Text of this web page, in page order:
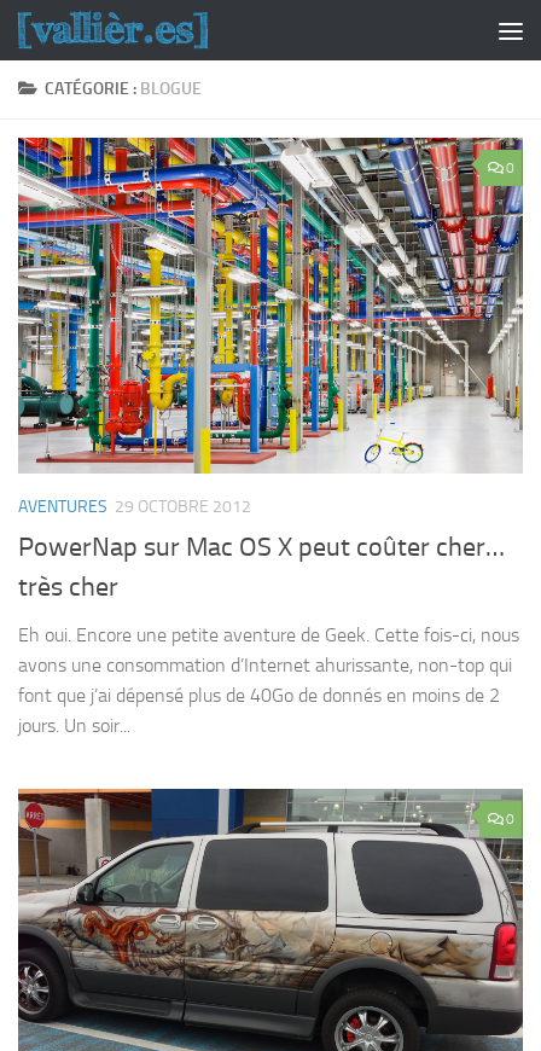
Skip to content
CATÉGORIE : BLOGUE
0
AVENTURES 29 OCTOBRE 2012
PowerNap sur Mac OS X peut coûter cher…
très cher
Eh oui. Encore une petite aventure de Geek. Cette fois-ci, nous
avons une consommation d’Internet ahurissante, non-top qui
font que j’ai dépensé plus de 40Go de donnés en moins de 2
jours. Un soir...
0